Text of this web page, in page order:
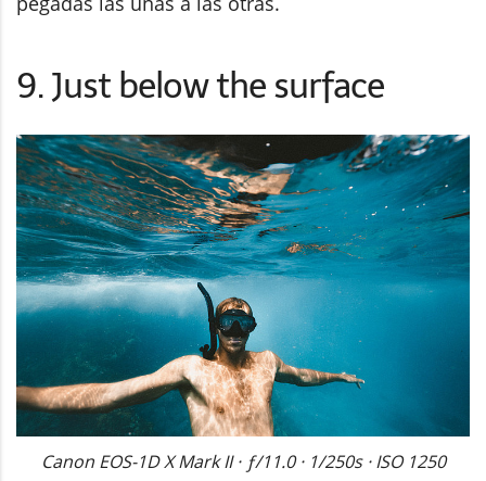
9. Just below the surface
Canon EOS-1D X Mark II · ƒ/11.0 · 1/250s · ISO 1250